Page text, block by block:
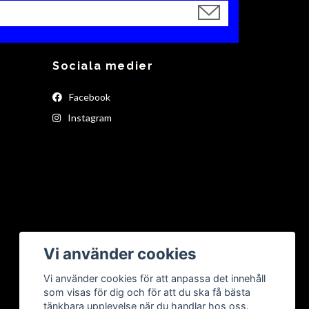
Sociala medier
Facebook
Instagram
Vi använder cookies
Vi använder cookies för att anpassa det innehåll
som visas för dig och för att du ska få bästa
tänkbara upplevelse när du handlar hos oss.